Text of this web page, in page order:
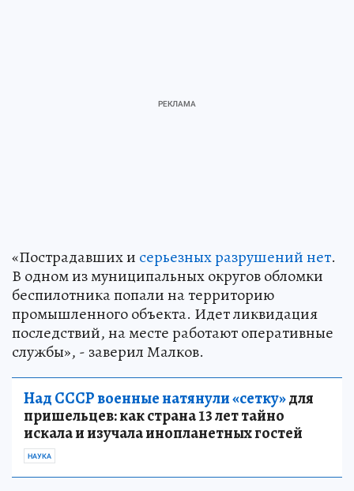
«Пострадавших и серьезных разрушений нет.
В одном из муниципальных округов обломки
беспилотника попали на территорию
промышленного объекта. Идет ликвидация
последствий, на месте работают оперативные
службы», - заверил Малков.
Над СССР военные натянули «сетку»для
пришельцев: как страна 13 лет тайно
искала и изучала инопланетных гостей
НАУКА